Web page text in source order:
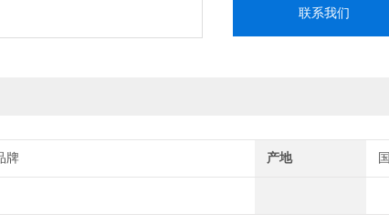
联系我们
牌 产地